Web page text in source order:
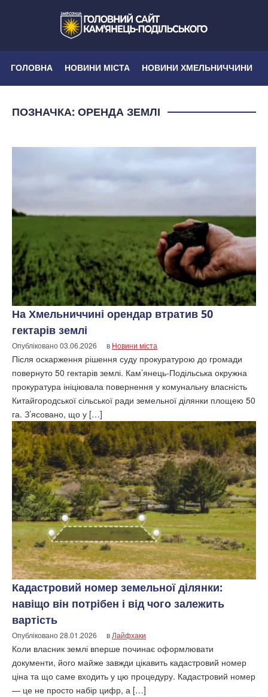
ГОЛОВНА НОВИНИ МІСТА НОВИНИ ХМЕЛЬНИЧЧИНИ
ПОЗНАЧКА: ОРЕНДА ЗЕМЛІ
На Хмельниччині орендар втратив 50
гектарів землі
Опубліковано03.06.2026 в Новини міста
Після оскарження рішення суду прокуратурою до громади
повернуто 50 гектарів землі. Кам’янець-Подільська окружна
прокуратура ініціювала повернення у комунальну власність
Китайгородської сільської ради земельної ділянки площею 50
га. З’ясовано, що у […]
Кадастровий номер земельної ділянки:
навіщо він потрібен і від чого залежить
вартість
Опубліковано28.01.2026 в Лайфхаки
Коли власник землі вперше починає оформлювати
документи, його майже завжди цікавить кадастровий номер
ціна та що саме входить у цю процедуру. Кадастровий номер
— це не просто набір цифр, а […]